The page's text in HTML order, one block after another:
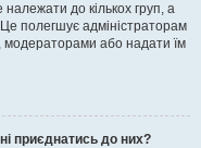
до кількох груп, а
полегшує адміністраторам
модераторами або надати їм
приєднатись до них?